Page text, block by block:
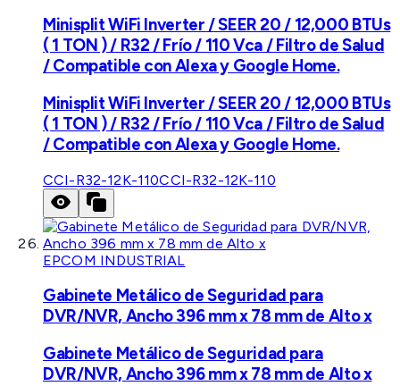
Minisplit WiFi Inverter / SEER 20 / 12,000 BTUs
( 1 TON ) / R32 / Frío / 110 Vca / Filtro de Salud
/ Compatible con Alexa y Google Home.
Minisplit WiFi Inverter / SEER 20 / 12,000 BTUs
( 1 TON ) / R32 / Frío / 110 Vca / Filtro de Salud
/ Compatible con Alexa y Google Home.
CCI-R32-12K-110CCI-R32-12K-110
EPCOM INDUSTRIAL
Gabinete Metálico de Seguridad para
DVR/NVR, Ancho 396 mm x 78 mm de Alto x
Gabinete Metálico de Seguridad para
DVR/NVR, Ancho 396 mm x 78 mm de Alto x